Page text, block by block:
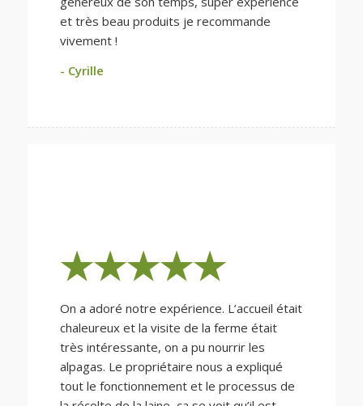
et très beau produits je recommande
vivement !
- Cyrille
★★★★★
On a adoré notre expérience. L’accueil était
chaleureux et la visite de la ferme était
très intéressante, on a pu nourrir les
alpagas. Le propriétaire nous a expliqué
tout le fonctionnement et le processus de